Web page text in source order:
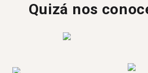
Quizá nos